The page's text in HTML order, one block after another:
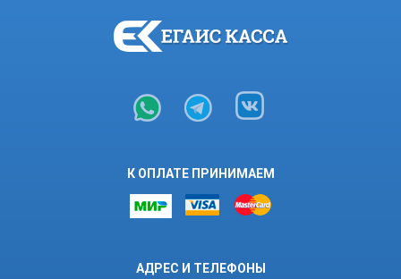
К ОПЛАТЕ ПРИНИМАЕМ
АДРЕС И ТЕЛЕФОНЫ